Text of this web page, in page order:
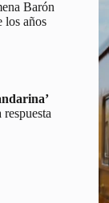
Barón
los años